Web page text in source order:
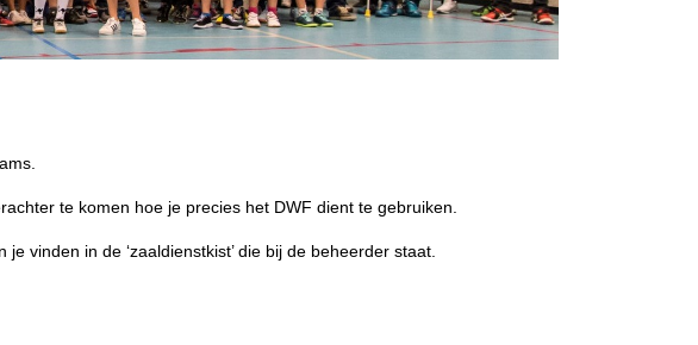
te komen hoe je precies het DWF dient te gebruiken.
vinden in de ‘zaaldienstkist’ die bij de beheerder staat.